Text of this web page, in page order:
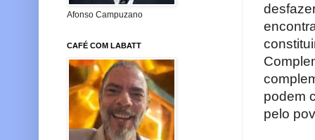
podem
pelo
Afonso Campuzano
CAFÉ COM LABATT